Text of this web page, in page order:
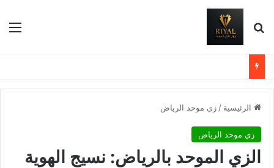
بحث عن
الرئيسية / زي موحد الرياض
زي موحد الرياض
الزي الموحد بالرياض: نسيج الهوية